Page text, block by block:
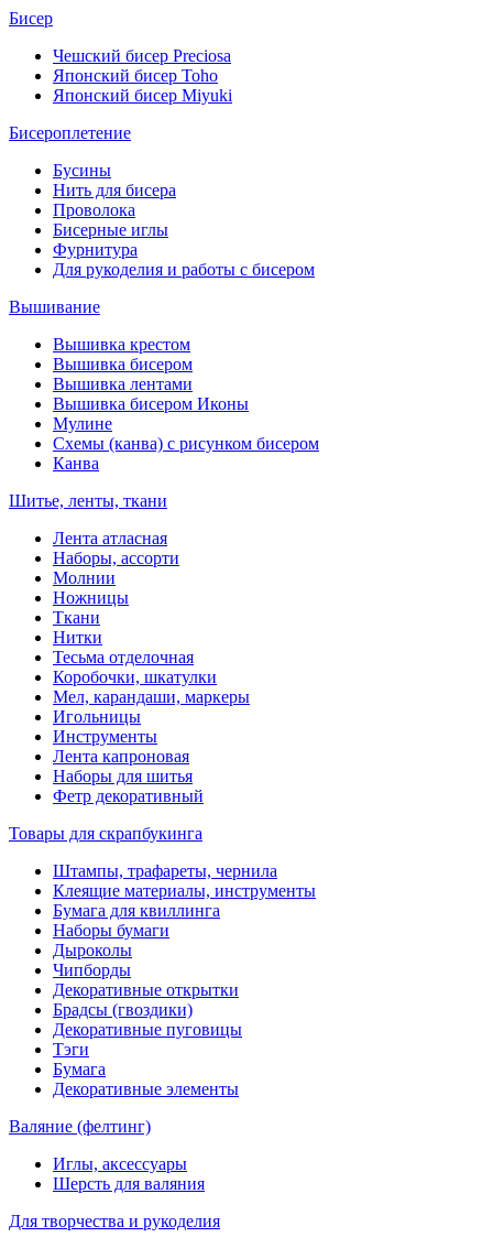
Бисер
Чешский бисер Preciosa
Японский бисер Toho
Японский бисер Miyuki
Бисероплетение
Бусины
Нить для бисера
Проволока
Бисерные иглы
Фурнитура
Для рукоделия и работы с бисером
Вышивание
Вышивка крестом
Вышивка бисером
Вышивка лентами
Вышивка бисером Иконы
Мулине
Схемы (канва) с рисунком бисером
Канва
Шитье, ленты, ткани
Лента атласная
Наборы, ассорти
Молнии
Ножницы
Ткани
Нитки
Тесьма отделочная
Коробочки, шкатулки
Мел, карандаши, маркеры
Игольницы
Инструменты
Лента капроновая
Наборы для шитья
Фетр декоративный
Товары для скрапбукинга
Штампы, трафареты, чернила
Клеящие материалы, инструменты
Бумага для квиллинга
Наборы бумаги
Дыроколы
Чипборды
Декоративные открытки
Брадсы (гвоздики)
Декоративные пуговицы
Тэги
Бумага
Декоративные элементы
Валяние (фелтинг)
Иглы, аксессуары
Шерсть для валяния
Для творчества и рукоделия